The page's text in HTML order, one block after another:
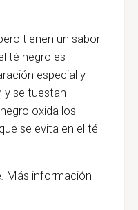
tienen un sabor
té negro es
especial y
y se tuestan
oxida los
se evita en el té
Más información